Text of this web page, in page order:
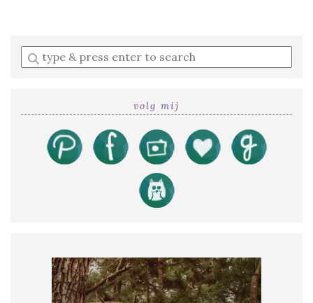
Enter
a
volg mij